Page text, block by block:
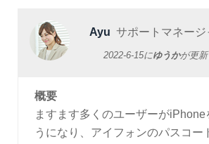
Ayu サポートマネージ
2022-6-15にゆうかが更
概要
ますます多くのユーザーがiPhone
うになり、アイフォンのパスコー